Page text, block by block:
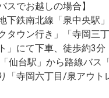
スでお越しの場合】
下鉄南北線「泉中央駅
タウン行き」「寺岡三
」にて下車、徒歩約3分
「仙台駅」から路線バス
「寺岡六丁目/泉アウ